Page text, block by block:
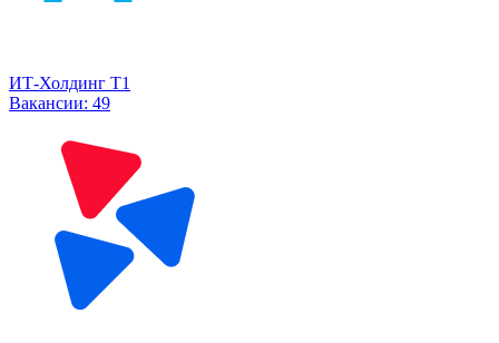
ИТ-Холдинг Т1
Вакансии: 49